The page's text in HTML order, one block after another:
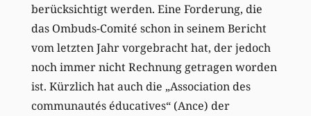
berücksichtigt werden. Eine Forderung, die
das Ombuds-Comité schon in seinem Bericht
vom letzten Jahr vorgebracht hat, der jedoch
noch immer nicht Rechnung getragen worden
ist. Kürzlich hat auch die „Association des
communautés éducatives“ (Ance) der